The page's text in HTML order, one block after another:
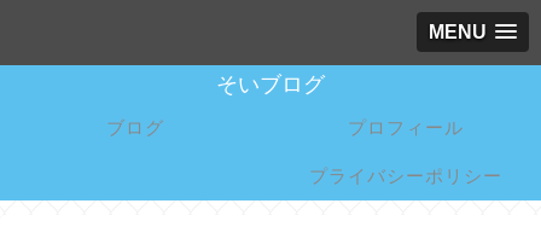
MENU
そいブログ
ブログ プロフィール
プライバシーポリシー